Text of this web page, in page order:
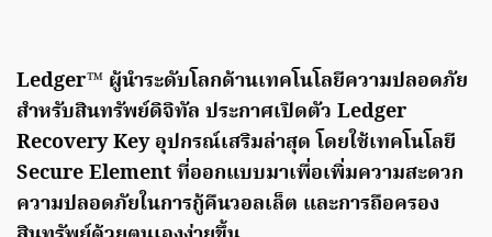
Ledger™ ผู้นำระดับโลกด้านเทคโนโลยีความปลอดภัย
สำหรับสินทรัพย์ดิจิทัล ประกาศเปิดตัว Ledger
Recovery Key อุปกรณ์เสริมล่าสุด โดยใช้เทคโนโลยี
Secure Element ที่ออกแบบมาเพื่อเพิ่มความสะดวก
ความปลอดภัยในการกู้คืนวอลเล็ต และการถือครอง